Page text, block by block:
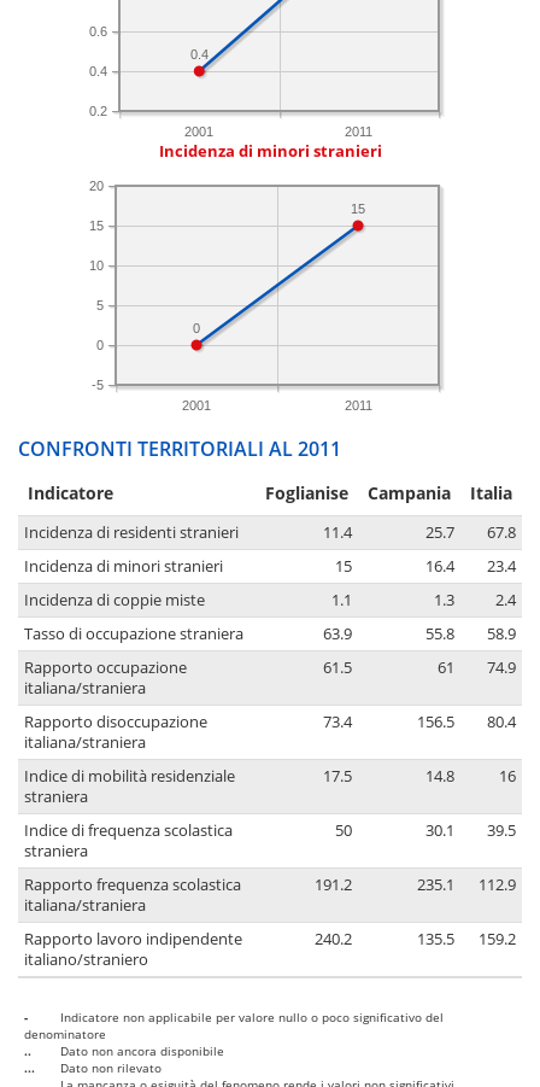
2001 2011
0.2
0.4
0.6
0.4
Incidenza di minori stranieri
2001 2011
-5
0
5
10
15
20
15
0
CONFRONTI TERRITORIALI AL 2011
Indicatore Foglianise Campania Italia
Incidenza di residenti stranieri 11.4 25.7
67.8
Incidenza di minori stranieri
15 16.4
23.4
Incidenza di coppie miste
1.1 1.3
2.4
Tasso di occupazione straniera
63.9 55.8
58.9
Rapporto occupazione
italiana/straniera
61.5 61 74.9
Rapporto disoccupazione
italiana/straniera
73.4 156.5 80.4
Indice di mobilità residenziale
straniera
17.5 14.8 16
Indice di frequenza scolastica
straniera
50 30.1 39.5
Rapporto frequenza scolastica
italiana/straniera
191.2 235.1 112.9
Rapporto lavoro indipendente
italiano/straniero
240.2 135.5 159.2
-
Indicatore non applicabile per valore nullo o poco significativo del
denominatore
..
Dato non ancora disponibile
...
Dato non rilevato